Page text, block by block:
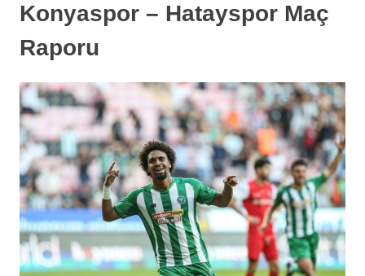
Konyaspor – Hatayspor Maç
Raporu